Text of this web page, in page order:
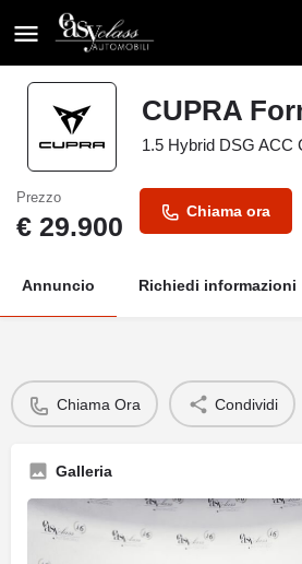
CUPRA
1.5 Hybrid DSG ACC
Prezzo
€ 29.900 Chiama ora
Annuncio Richiedi informazioni
Chiama Ora Condividi
Galleria